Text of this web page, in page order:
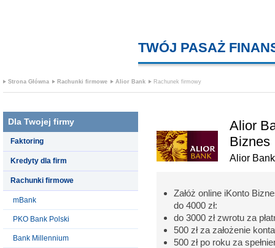
TWÓJ PASAŻ
Strona Główna Rachunki firmowe Alior Bank Rachunek firmowy
Dla Twojej firmy
Faktoring
Kredyty dla firm
Rachunki firmowe
mBank
PKO Bank Polski
Bank Millennium
Alior
Biznes
Alior Bank
Załóż online iKonto
do 4000 zł:
do 3000 zł zwrotu za
500 zł za założenie konta
500 zł po roku za